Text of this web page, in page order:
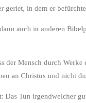
geriet, in dem er
auch in anderen
der Mensch durch
an Christus und nicht
Das Tun irgendwelcher